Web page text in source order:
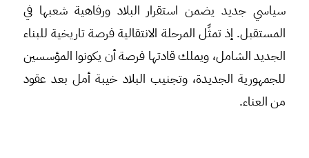
سياسي جديد يضمن استقرار البلاد ورفاهية شعبها في
المستقبل. إذ تمثِّل المرحلة الانتقالية فرصة تاريخية للبناء
الجديد الشامل، ويملك قادتها فرصة أن يكونوا المؤسسين
للجمهورية الجديدة، وتجنيب البلاد خيبة أمل بعد عقود
من العناء.